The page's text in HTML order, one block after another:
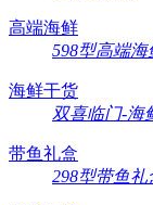
高端海鲜
598型高端海
海鲜干货
双喜临门-海
带鱼礼盒
298型带鱼礼